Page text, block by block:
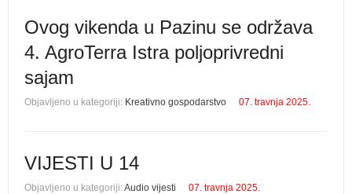
Ovog vikenda u Pazinu se održava
4. AgroTerra Istra poljoprivredni
sajam
Objavljeno u kategoriji: Kreativno gospodarstvo 07. travnja 2025.
VIJESTI U 14
Objavljeno u kategoriji:Audio vijesti 07. travnja 2025.